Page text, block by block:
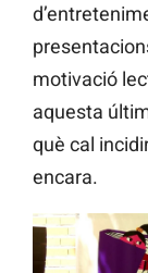
motivació
aquesta
què cal
encara.